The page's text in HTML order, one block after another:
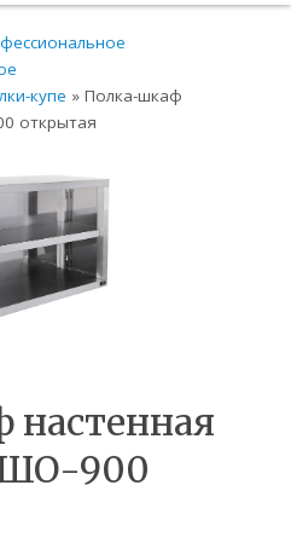
купе » Полка-шкаф
открытая
900